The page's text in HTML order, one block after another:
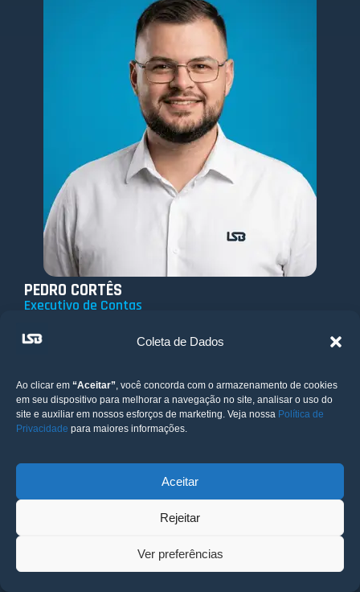
Coleta de Dados
Ao clicar em “Aceitar” , você concorda com o armazenamento de cookies
em seu dispositivo para melhorar a navegação no site, analisar o uso do
site e auxiliar em nossos esforços de marketing. Veja nossa Política de
Privacidade para maiores informações.
Aceitar
Rejeitar
Ver preferências
PEDRO CORTÊS
Executivo de Contas